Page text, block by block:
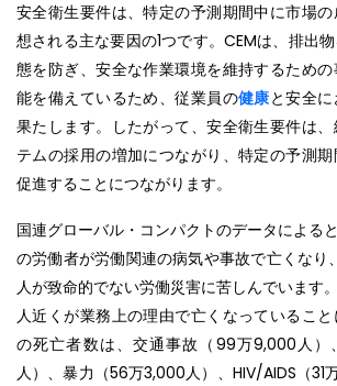
安全衛生要件は、特定の予測期間中に市場
想される主な要因の1つです。CEMは、排出
態を防ぎ、安全な作業環境を維持するため
能を備えているため、従業員の健康と安全
果たします。したがって、安全衛生要件は
テムの採用の増加につながり、特定の予測
促進することにつながります。
国連グローバル・コンパクトのデータによる
の労働者が労働関連の病気や事故で亡くな
人が致命的でない労働災害に苦しんでいます
人近くが業務上の理由で亡くなっているこ
の死亡者数は、交通事故（99万9,000人）
人）、暴力（56万3,000人）、HIV/AIDS（31